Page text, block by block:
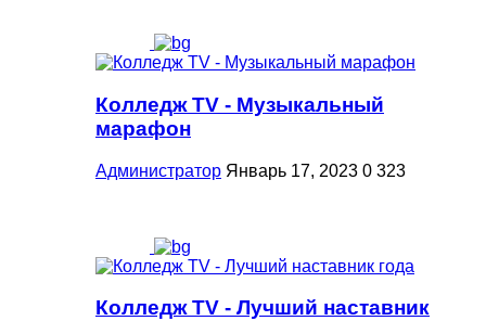
Колледж TV - Музыкальный
марафон
Администратор Январь 17, 2023 0 323
Колледж TV - Лучший наставник